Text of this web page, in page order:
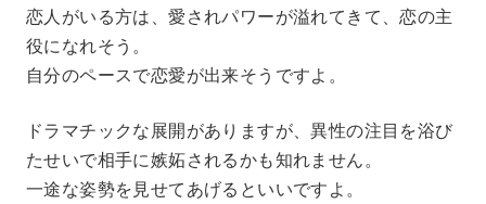
恋人がいる方は、愛されパワーが溢れてきて、恋の主
役になれそう。
自分のペースで恋愛が出来そうですよ。
ドラマチックな展開がありますが、異性の注目を浴び
たせいで相手に嫉妬されるかも知れません。
一途な姿勢を見せてあげるといいですよ。